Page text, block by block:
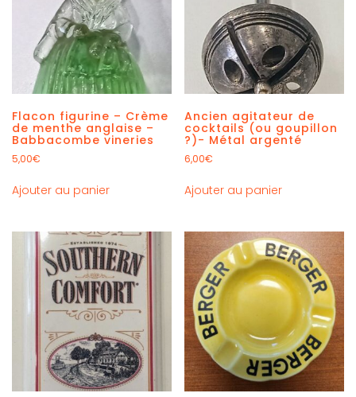
Flacon figurine – Crème
de menthe anglaise –
Babbacombe vineries
5,00€
Ajouter au panier
Ancien agitateur de
cocktails (ou goupillon
?)- Métal argenté
6,00€
Ajouter au panier